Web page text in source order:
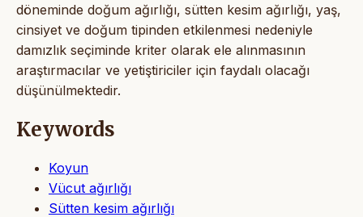
döneminde doğum ağırlığı, sütten kesim ağırlığı, yaş,
cinsiyet ve doğum tipinden etkilenmesi nedeniyle
damızlık seçiminde kriter olarak ele alınmasının
araştırmacılar ve yetiştiriciler için faydalı olacağı
düşünülmektedir.
Keywords
Koyun
Vücut ağırlığı
Sütten kesim ağırlığı